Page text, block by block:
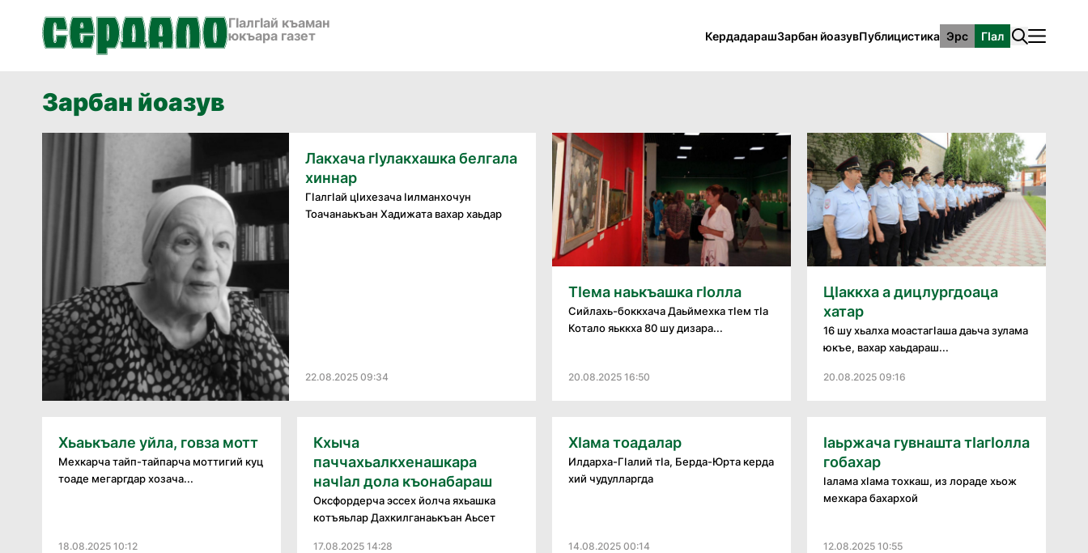
ГӀалгӀай къаман
юкъара газет
КердадарашЗарбан йоазувПублицистика Эрс ГӀал
Зарбан йоазув
Лакхача гӀулакхашка белгала
хиннар
ГӀалгӀай цӀихезача Ӏилманхочун
Тоачанаькъан Хадижата вахар хаьдар
22.08.2025 09:34
ТӀема наькъашка гӀолла
Сийлахь-боккхача Даьймехка тӀем тӀа
Котало яьккха 80 шу дизара...
20.08.2025 16:50
ЦӀаккха а дицлургдоаца
хатар
16 шу хьалха моастагӀаша даьча зулама
юкъе, вахар хаьдараш...
20.08.2025 09:16
Хьаькъале уйла, говза мотт
Мехкарча тайп-тайпарча моттигий куц
тоаде мегаргдар хозача...
18.08.2025 10:12
Кхыча
паччахьалкхенашкара
начӀал дола къонабараш
Оксфордерча эссех йолча яхьашка
котъяьлар Дахкилганаькъан Аьсет
17.08.2025 14:28
ХӀама тоадалар
Илдарха-ГӀалий тӀа, Берда-Юрта керда
хий чудулларгда
14.08.2025 00:14
Ӏаьржача гувнашта тӀагӀолла
гобахар
Ӏалама хӀама тохкаш, из лораде хьож
мехкара бахархой
12.08.2025 10:55